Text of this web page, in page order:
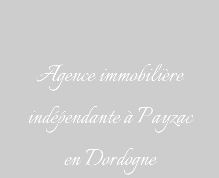
Agence immobilière
indépendante à Payzac
en Dordogne